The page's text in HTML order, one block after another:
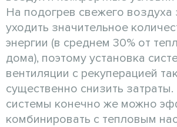
На подогрев свежего
уходить значительное
энергии (в среднем 30% от
дома), поэтому установка
вентиляции с рекуперацией
существенно снизить затраты.
системы конечно же можно
комбинировать с тепловым